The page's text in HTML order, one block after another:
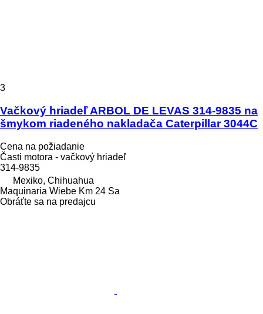
3
Vačkový hriadeľ ARBOL DE LEVAS 314-9835 na
šmykom riadeného nakladača Caterpillar 3044C
Cena na požiadanie
Časti motora - vačkový hriadeľ
314-9835
Mexiko, Chihuahua
Maquinaria Wiebe Km 24 Sa
Obráťte sa na predajcu